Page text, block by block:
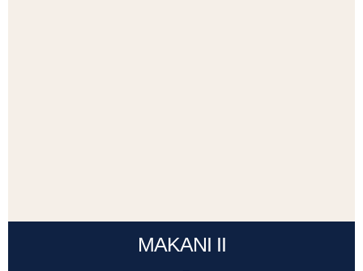
MAKANI II